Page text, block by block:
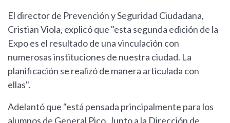
El director de Prevención y Seguridad Ciudadana,
Cristian Viola, explicó que "esta segunda edición de la
Expo es el resultado de una vinculación con
numerosas instituciones de nuestra ciudad. La
planificación se realizó de manera articulada con
ellas".
Adelantó que "está pensada principalmente para los
alumnos de General Pico. Junto a la Dirección de